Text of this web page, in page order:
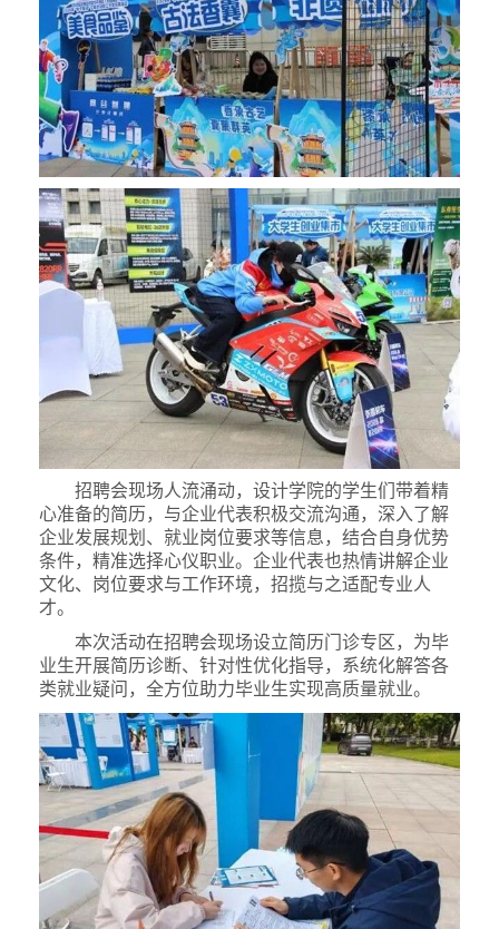
招聘会现场人流涌动，设计学院的学生们带着精
心准备的简历，与企业代表积极交流沟通，深入了解
企业发展规划、就业岗位要求等信息，结合自身优势
条件，精准选择心仪职业。企业代表也热情讲解企业
文化、岗位要求与工作环境，招揽与之适配专业人
才。
本次活动在招聘会现场设立简历门诊专区，为毕
业生开展简历诊断、针对性优化指导，系统化解答各
类就业疑问，全方位助力毕业生实现高质量就业。